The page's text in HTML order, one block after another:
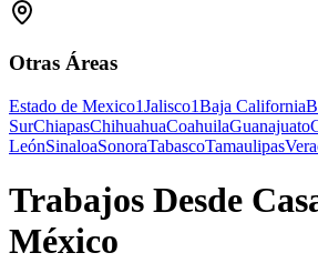
Otras Áreas
Estado de Mexico1Jalisco1Baja California
SurChiapasChihuahuaCoahuilaGuanajuato
LeónSinaloaSonoraTabascoTamaulipas
Trabajos Desde
México